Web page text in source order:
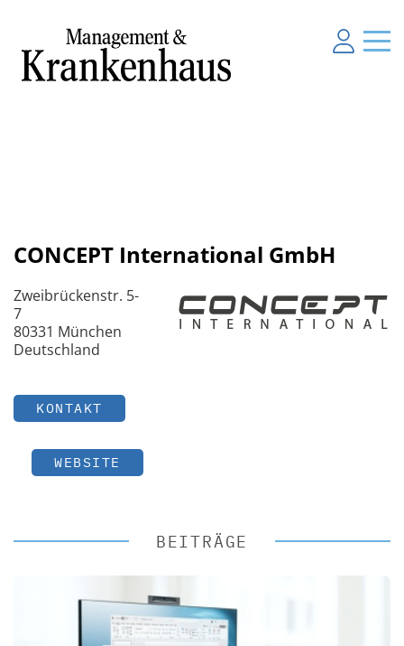
CONCEPT International GmbH
Zweibrückenstr. 5-
7
80331 München
Deutschland
KONTAKT
WEBSITE
BEITRÄGE